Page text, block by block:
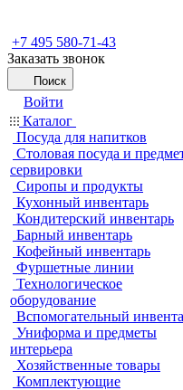
+7 495 580-71-43
Заказать звонок
Поиск
Войти
Каталог
Посуда для напитков
Столовая посуда и
сервировки
Сиропы и продукты
Кухонный инвентарь
Кондитерский инвентарь
Барный инвентарь
Кофейный инвентарь
Фуршетные линии
Технологическое
оборудование
Вспомогательный
Униформа и предметы
интерьера
Хозяйственные товары
Комплектующие